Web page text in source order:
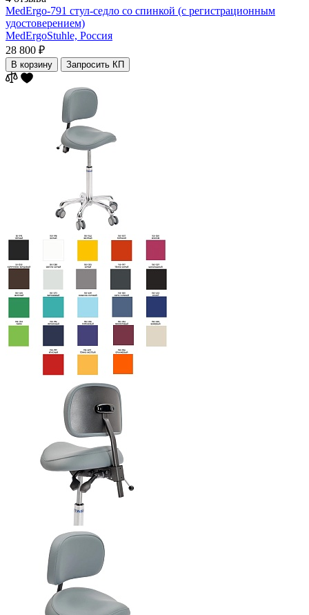
MedErgo-791 стул-седло со спинкой (с регистрационным
удостоверением)
MedErgoStuhle, Россия
28 800 ₽
В корзину Запросить КП